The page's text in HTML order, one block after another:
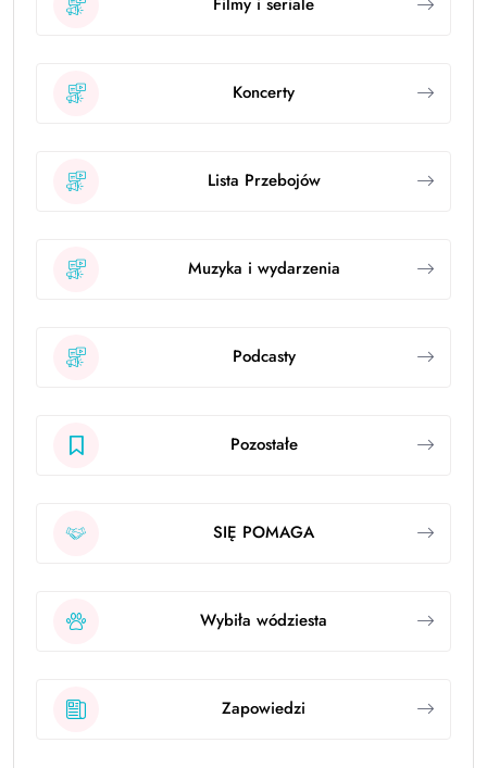
Koncerty
Lista Przebojów
Muzyka i wydarzenia
Podcasty
Pozostałe
SIĘ POMAGA
Wybiła wódziesta
Zapowiedzi